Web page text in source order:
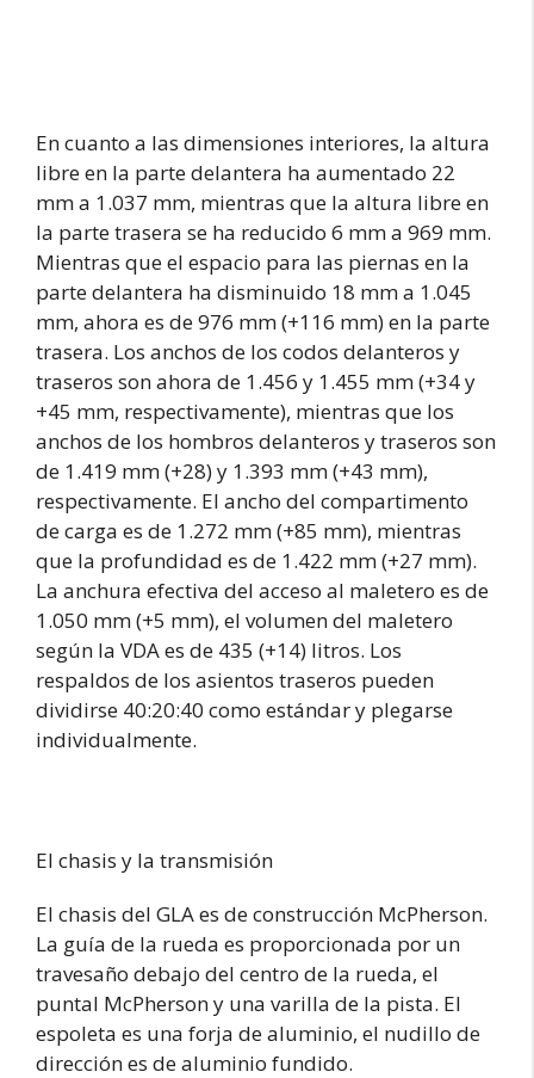
En cuanto a las dimensiones interiores, la altura
libre en la parte delantera ha aumentado 22
mm a 1.037 mm, mientras que la altura libre en
la parte trasera se ha reducido 6 mm a 969 mm.
Mientras que el espacio para las piernas en la
parte delantera ha disminuido 18 mm a 1.045
mm, ahora es de 976 mm (+116 mm) en la parte
trasera. Los anchos de los codos delanteros y
traseros son ahora de 1.456 y 1.455 mm (+34 y
+45 mm, respectivamente), mientras que los
anchos de los hombros delanteros y traseros son
de 1.419 mm (+28) y 1.393 mm (+43 mm),
respectivamente. El ancho del compartimento
de carga es de 1.272 mm (+85 mm), mientras
que la profundidad es de 1.422 mm (+27 mm).
La anchura efectiva del acceso al maletero es de
1.050 mm (+5 mm), el volumen del maletero
según la VDA es de 435 (+14) litros. Los
respaldos de los asientos traseros pueden
dividirse 40:20:40 como estándar y plegarse
individualmente.
El chasis y la transmisión
El chasis del GLA es de construcción McPherson.
La guía de la rueda es proporcionada por un
travesaño debajo del centro de la rueda, el
puntal McPherson y una varilla de la pista. El
espoleta es una forja de aluminio, el nudillo de
dirección es de aluminio fundido.